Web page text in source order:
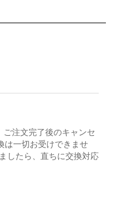
注文完了後のキャンセ
は一切お受けできませ
したら、直ちに交換対応